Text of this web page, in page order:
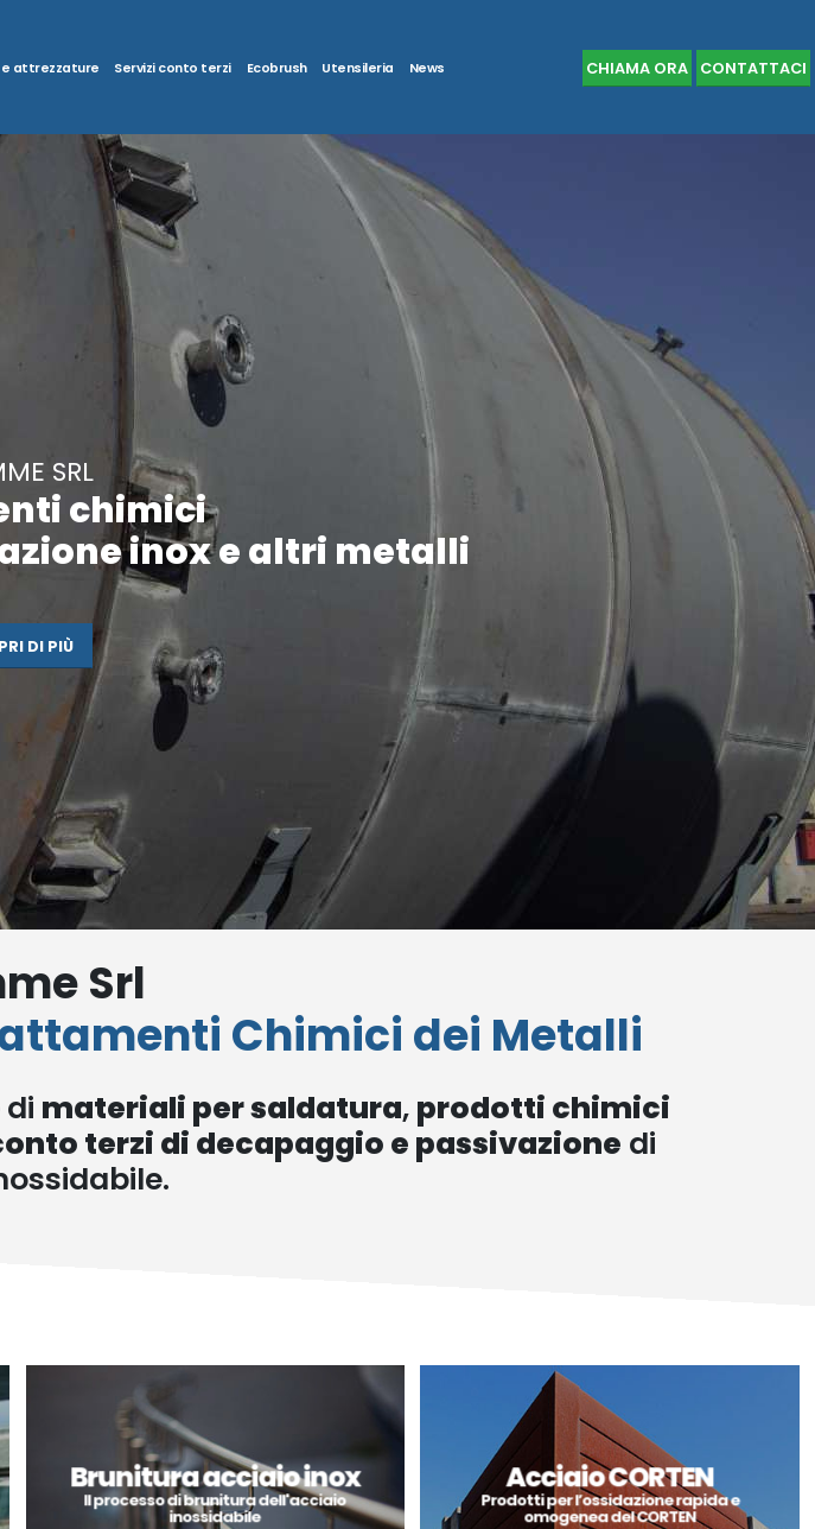
e attrezzature Servizi conto terzi Ecobrush Utensileria News CHIAMA ORA CONTATTACI
SRL
chimici
inox e altri metalli
DI PIÙ
Srl
Chimici dei Metalli
materiali per saldatura, prodotti chimici
terzi di decapaggio e passivazione di
Brunitura acciaio inox
Il processo di brunitura dell'acciaio
inossidabile
Acciaio CORTEN
Prodotti per l’ossidazione rapida e
omogenea del CORTEN